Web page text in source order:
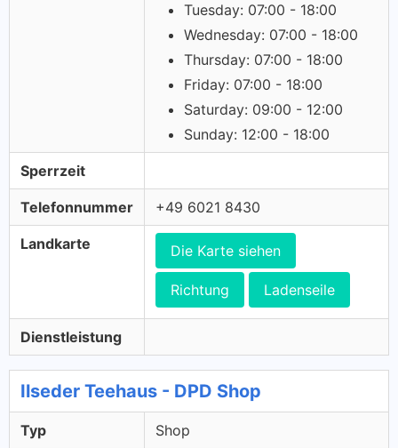
Tuesday: 07:00 - 18:00
Wednesday: 07:00 - 18:00
Thursday: 07:00 - 18:00
Friday: 07:00 - 18:00
Saturday: 09:00 - 12:00
Sunday: 12:00 - 18:00
Sperrzeit
Telefonnummer +49 6021 8430
Landkarte Die Karte siehen
Richtung Ladenseile
Dienstleistung
Ilseder Teehaus - DPD Shop
Typ Shop